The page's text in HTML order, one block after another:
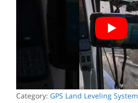
Category: GPS Land Leveling System